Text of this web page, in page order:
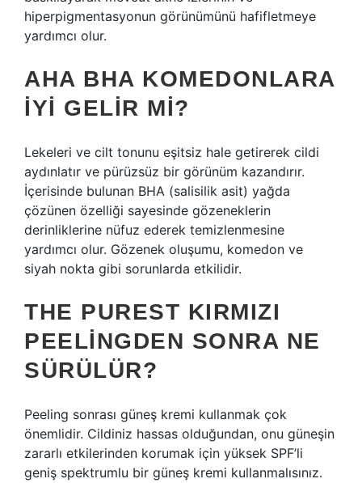
hiperpigmentasyonun görünümünü hafifletmeye
yardımcı olur.
AHA BHA KOMEDONLARA
IYI GELIR MI?
Lekeleri ve cilt tonunu eşitsiz hale getirerek cildi
aydınlatır ve pürüzsüz bir görünüm kazandırır.
İçerisinde bulunan BHA (salisilik asit) yağda
çözünen özelliği sayesinde gözeneklerin
derinliklerine nüfuz ederek temizlenmesine
yardımcı olur. Gözenek oluşumu, komedon ve
siyah nokta gibi sorunlarda etkilidir.
THE PUREST KIRMIZI
PEELINGDEN SONRA NE
SÜRÜLÜR?
Peeling sonrası güneş kremi kullanmak çok
önemlidir. Cildiniz hassas olduğundan, onu güneşin
zararlı etkilerinden korumak için yüksek SPF’li
geniş spektrumlu bir güneş kremi kullanmalısınız.